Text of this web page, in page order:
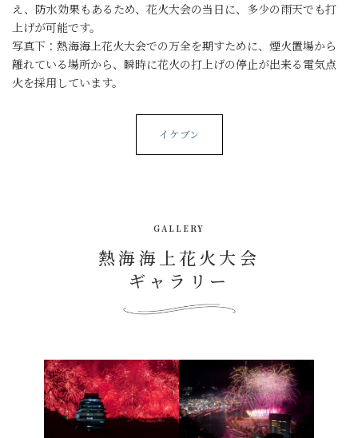
え、防水効果もあるため、花火大会の当日に、多少の雨天でも打
上げが可能です。
写真下：熱海海上花火大会での万全を期すために、煙火置場から
離れている場所から、瞬時に花火の打上げの停止が出来る電気点
火を採用しています。
イケブン
熱海海上花火大会
ギャラリー
GALLERY